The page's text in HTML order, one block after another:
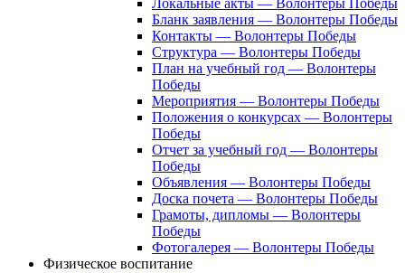
Локальные акты — Волонтеры Победы
Бланк заявления — Волонтеры Победы
Контакты — Волонтеры Победы
Структура — Волонтеры Победы
План на учебный год — Волонтеры
Победы
Мероприятия — Волонтеры Победы
Положения о конкурсах — Волонтеры
Победы
Отчет за учебный год — Волонтеры
Победы
Объявления — Волонтеры Победы
Доска почета — Волонтеры Победы
Грамоты, дипломы — Волонтеры
Победы
Фотогалерея — Волонтеры Победы
Физическое воспитание